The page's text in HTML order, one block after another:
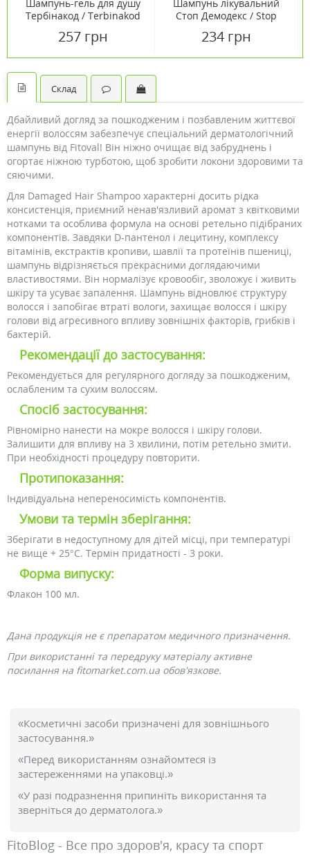
Шампунь-гель для душу
Тербінакод / Terbinakod
257 грн
Шампунь лікувальний
Стоп Демодекс / Stop
234 грн
Склад
Дбайливий догляд за пошкодженим і позбавленим життєвої
енергії волоссям забезпечує спеціальний дерматологічний
шампунь від Fitoval! Він ніжно очищає від забруднень і
огортає ніжною турботою, щоб зробити локони здоровими та
сяючими.
Для Damaged Hair Shampoo характерні досить рідка
консистенція, приємний ненав'язливий аромат з квітковими
нотками та особлива формула на основі ретельно підібраних
компонентів. Завдяки D-пантенол і лецитину, комплексу
вітамінів, екстрактів кропиви, шавлії та протеїнів пшениці,
шампунь відрізняється прекрасними доглядаючими
властивостями. Він нормалізує кровообіг, зволожує і живить
шкіру та усуває запалення. Шампунь відновлює структуру
волосся і запобігає втраті вологи, захищає волосся і шкіру
голови від агресивного впливу зовнішніх факторів, грибків і
бактерій.
Рекомендації до застосування:
Рекомендується для регулярного догляду за пошкодженим,
ослабленим та сухим волоссям.
Спосіб застосування:
Рівномірно нанести на мокре волосся і шкіру голови.
Залишити для впливу на 3 хвилини, потім ретельно змити.
При необхідності процедуру повторити.
Протипоказання:
Індивідуальна непереносимість компонентів.
Умови та термін зберігання:
Зберігати в недоступному для дітей місці, при температурі
не вище + 25°C. Термін придатності - 3 роки.
Форма випуску:
Флакон 100 мл.
Дана продукція не є препаратом медичного призначення.
При використанні та передруку матеріалу активне
посилання на fitomarket.com.ua обов'язкове.
«Косметичні засоби призначені для зовнішнього
застосування.»
«Перед використанням ознайомтеся із
застереженнями на упаковці.»
«У разі подразнення припиніть використання та
зверніться до дерматолога.»
FitoBlog - Все про здоров'я, красу та спорт